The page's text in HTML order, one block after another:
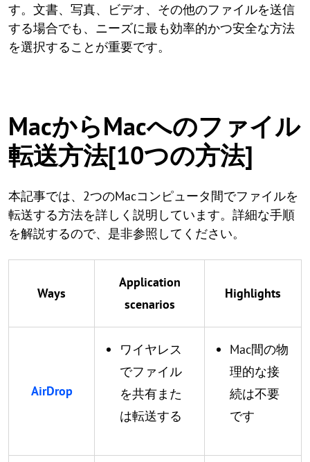
す。文書、写真、ビデオ、その他のファイルを送信
する場合でも、ニーズに最も効率的かつ安全な方法
を選択することが重要です。
MacからMacへのファイル
転送方法[10つの方法]
本記事では、2つのMacコンピュータ間でファイルを
転送する方法を詳しく説明しています。詳細な手順
を解説するので、是非参照してください。
Ways
Application
scenarios
Highlights
AirDrop
ワイヤレス
でファイル
を共有また
は転送する
Mac間の物
理的な接
続は不要
です